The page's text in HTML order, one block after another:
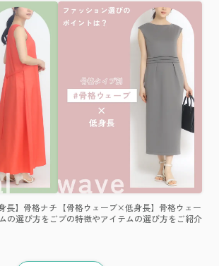
長】骨格ナチ
の選び方をご
【骨格ウェーブ×低身長】骨格ウェー
ブの特徴やアイテムの選び方をご紹介